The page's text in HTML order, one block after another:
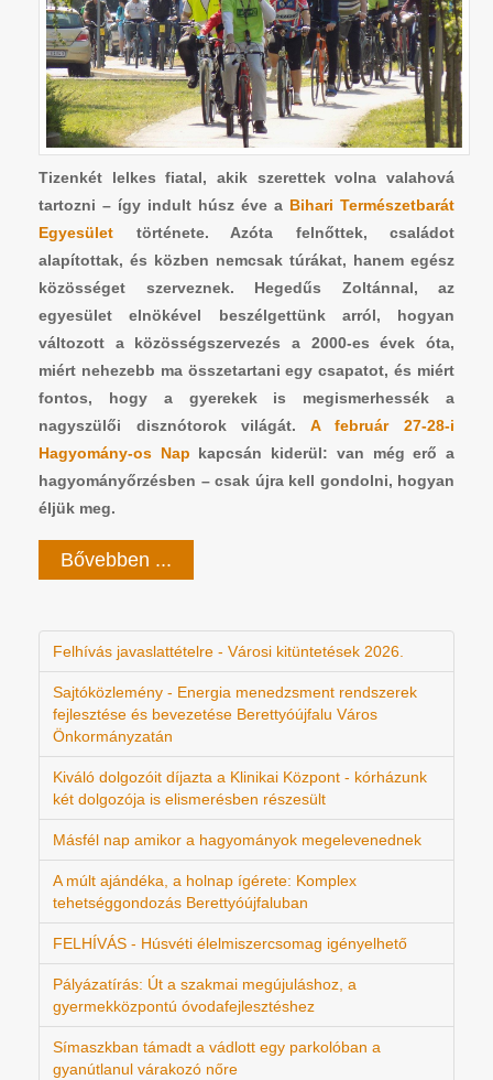
Tizenkét lelkes fiatal, akik szerettek volna valahová
tartozni – így indult húsz éve a Bihari Természetbarát
Egyesület története. Azóta felnőttek, családot
alapítottak, és közben nemcsak túrákat, hanem egész
közösséget szerveznek. Hegedűs Zoltánnal, az
egyesület elnökével beszélgettünk arról, hogyan
változott a közösségszervezés a 2000-es évek óta,
miért nehezebb ma összetartani egy csapatot, és miért
fontos, hogy a gyerekek is megismerhessék a
nagyszülői disznótorok világát. A február 27-28-i
Hagyomány-os Nap kapcsán kiderül: van még erő a
hagyományőrzésben – csak újra kell gondolni, hogyan
éljük meg.
Bővebben ...
Felhívás javaslattételre - Városi kitüntetések 2026.
Sajtóközlemény - Energia menedzsment rendszerek
fejlesztése és bevezetése Berettyóújfalu Város
Önkormányzatán
Kiváló dolgozóit díjazta a Klinikai Központ - kórházunk
két dolgozója is elismerésben részesült
Másfél nap amikor a hagyományok megelevenednek
A múlt ajándéka, a holnap ígérete: Komplex
tehetséggondozás Berettyóújfaluban
FELHÍVÁS - Húsvéti élelmiszercsomag igényelhető
Pályázatírás: Út a szakmai megújuláshoz, a
gyermekközpontú óvodafejlesztéshez
Símaszkban támadt a vádlott egy parkolóban a
gyanútlanul várakozó nőre